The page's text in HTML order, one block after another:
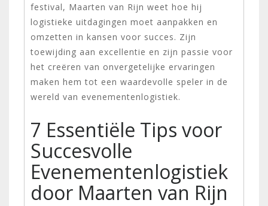
festival, Maarten van Rijn weet hoe hij
logistieke uitdagingen moet aanpakken en
omzetten in kansen voor succes. Zijn
toewijding aan excellentie en zijn passie voor
het creëren van onvergetelijke ervaringen
maken hem tot een waardevolle speler in de
wereld van evenementenlogistiek.
7 Essentiële Tips voor
Succesvolle
Evenementenlogistiek
door Maarten van Rijn